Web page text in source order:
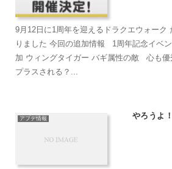
9月12日に1周年を迎えるドラクエウォーク
りました 今回の追加情報 1周年記念イベ
加 ウィングタイガー バギ属性の敵 心も優
プラスされる？...
アプデ情報 やろうよ